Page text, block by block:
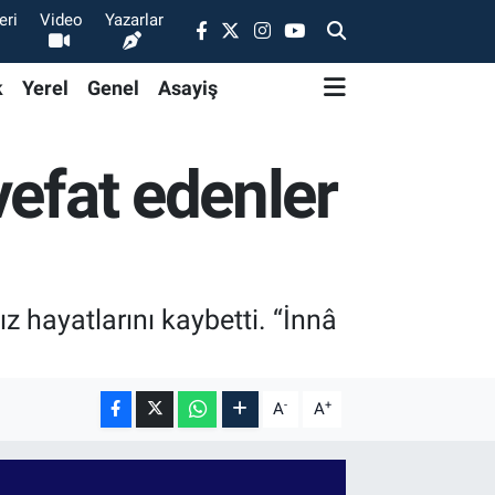
Video Yazarlar
Yerel Genel Asayiş
edenler
hayatlarını kaybetti. “İnnâ
A- A+